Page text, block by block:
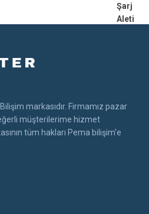
markasıdır. Firmamız pazar
müşterilerime hizmet
tüm hakları Pema bilişim'e